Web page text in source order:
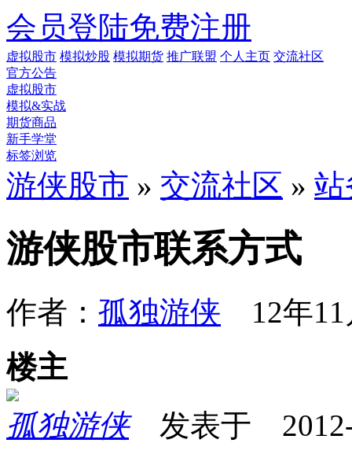
会员登陆免费注册
虚拟股市 模拟炒股 模拟期货 推广联盟 个人主页 交流社区
官方公告
虚拟股市
模拟&实战
期货商品
新手学堂
标签浏览
游侠股市 » 交流社区 » 站
游侠股市联系方式
作者： 孤独游侠 12年11
楼主
孤独游侠发表于 2012-